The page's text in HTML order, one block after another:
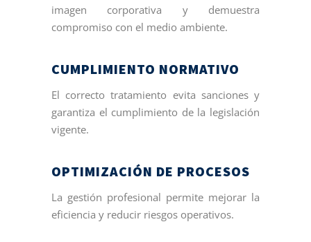
imagen corporativa y demuestra
compromiso con el medio ambiente.
CUMPLIMIENTO NORMATIVO
El correcto tratamiento evita sanciones y
garantiza el cumplimiento de la legislación
vigente.
OPTIMIZACIÓN DE PROCESOS
La gestión profesional permite mejorar la
eficiencia y reducir riesgos operativos.